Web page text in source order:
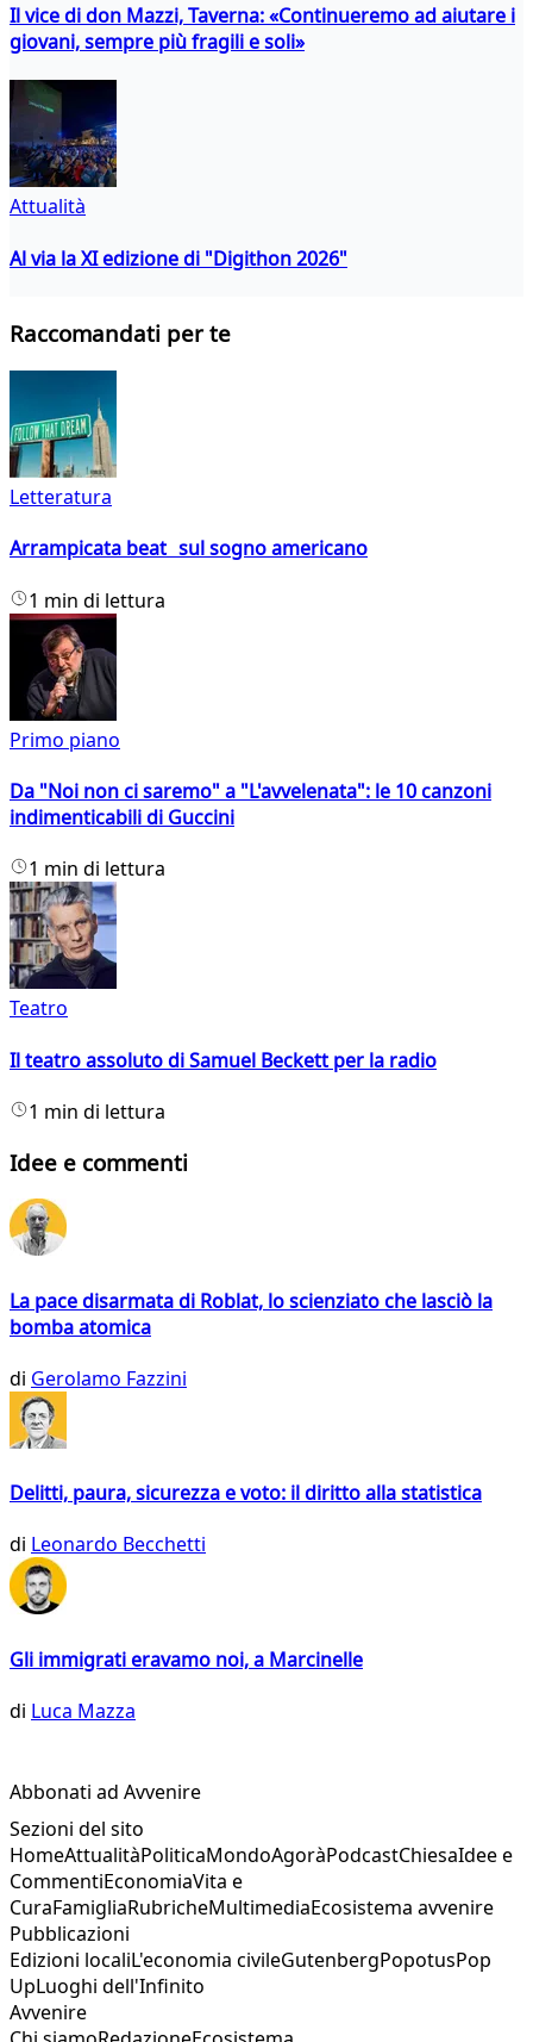
Il vice di don Mazzi, Taverna: «Continueremo ad aiutare i
giovani, sempre più fragili e soli»
Attualità
Al via la XI edizione di "Digithon 2026"
Raccomandati per te
Letteratura
Arrampicata beat sul sogno americano
1 min di lettura
Primo piano
Da "Noi non ci saremo" a "L'avvelenata": le 10 canzoni
indimenticabili di Guccini
1 min di lettura
Teatro
Il teatro assoluto di Samuel Beckett per la radio
1 min di lettura
Idee e commenti
La pace disarmata di Roblat, lo scienziato che lasciò la
bomba atomica
di Gerolamo Fazzini
Delitti, paura, sicurezza e voto: il diritto alla statistica
di Leonardo Becchetti
Gli immigrati eravamo noi, a Marcinelle
di Luca Mazza
Abbonati ad Avvenire
Sezioni del sito
HomeAttualitàPoliticaMondoAgoràPodcastChiesaIdee e
CommentiEconomiaVita e
CuraFamigliaRubricheMultimediaEcosistema avvenire
Pubblicazioni
Edizioni localiL'economia civileGutenbergPopotusPop
UpLuoghi dell'Infinito
Avvenire